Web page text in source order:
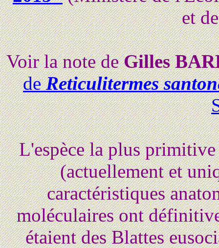
et
Voir la note deGilles
deReticulitermes
L'espèce la plus
(actuellement et
caractéristiques
moléculaires ont
étaient des Blattes